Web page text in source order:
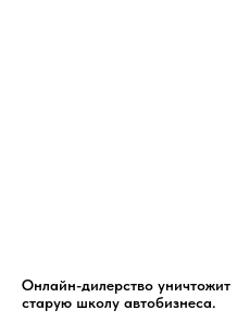
Онлайн-дилерство уничтожит
старую школу автобизнеса.